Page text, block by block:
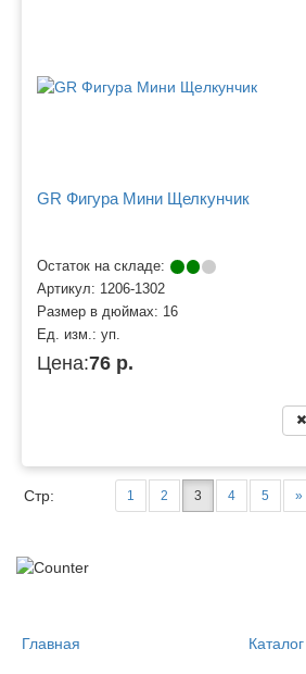
GR Фигура Мини Щелкунчик
Остаток на складе:
Артикул: 1206-1302
Размер в дюймах: 16
Ед. изм.: уп.
Цена:76 р.
Стр: 1 2 3 4 5 »
Главная